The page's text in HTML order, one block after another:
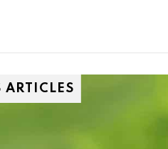
ARTICLES